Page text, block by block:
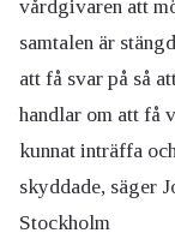
vårdgivaren att
samtalen är
att få svar på så
handlar om att få
kunnat inträffa
skyddade, säger
Stockholm